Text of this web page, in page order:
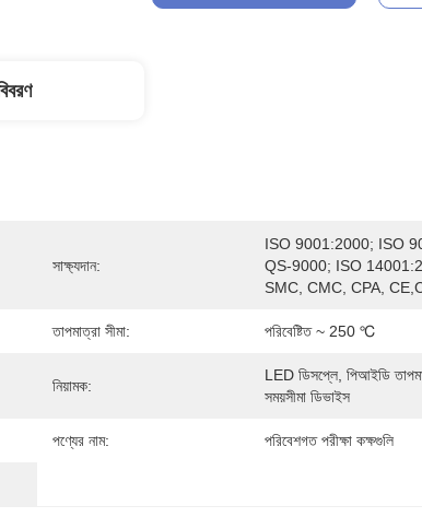
সাক্ষ্যদান:
ISO 9001:2000; ISO
QS-9000; ISO
SMC, CMC, CPA,
তাপমাত্রা সীমা: পরিবেষ্টিত ~ 250 ℃
নিয়ামক:
LED ডিসপ্লে, পিআইডি
সময়সীমা ডিভাইস
পণ্যের নাম: পরিবেশগত পরীক্ষা কক্ষগুলি